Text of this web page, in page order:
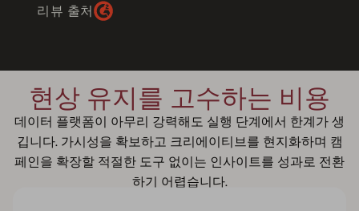
리뷰 출처
현상 유지를 고수하는 비용
데이터 플랫폼이 아무리 강력해도 실행 단계에서 한계가 생
깁니다. 가시성을 확보하고 크리에이티브를 현지화하며 캠
페인을 확장할 적절한 도구 없이는 인사이트를 성과로 전환
하기 어렵습니다.